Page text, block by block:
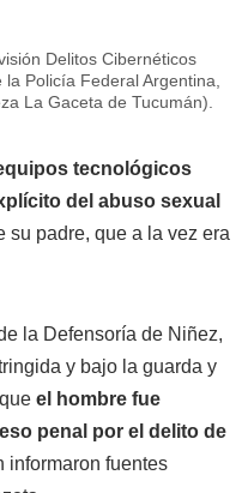
Delitos Cibernéticos
Policía Federal Argentina,
La Gaceta de Tucumán).
tecnológicos
del abuso sexual
su padre, que a la vez era
la Defensoría de Niñez,
y bajo la guarda y
el hombre fue
penal por el delito de
informaron fuentes